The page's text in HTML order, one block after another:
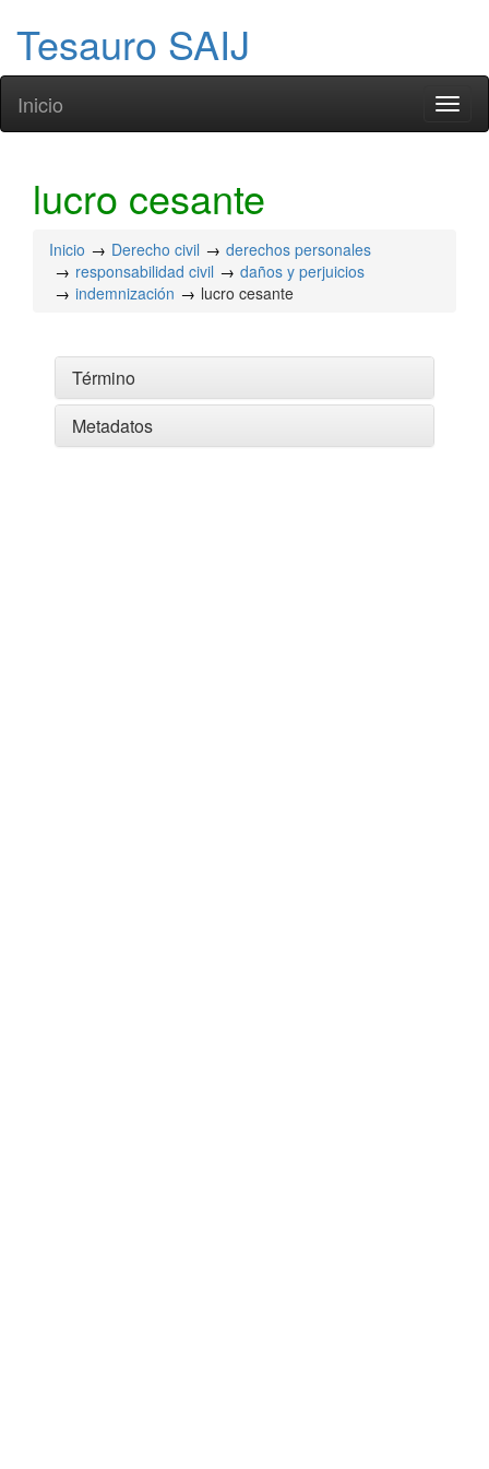
Tesauro SAIJ
Inicio
lucro cesante
Inicio Derecho civil
derechos personales
responsabilidad civil
daños y perjuicios
indemnización
lucro cesante
Término
Metadatos